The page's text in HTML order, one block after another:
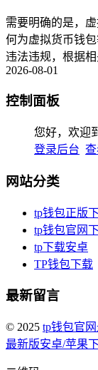
需要明确的是，
何为虚拟货币钱
违法违规，根据
2026-08-01
控制面板
您好，欢迎
登录后台
网站分类
tp钱包正版
tp钱包官网
tp下载安卓
TP钱包下载
最新留言
© 2025 tp钱包官网
最新版安卓/苹果